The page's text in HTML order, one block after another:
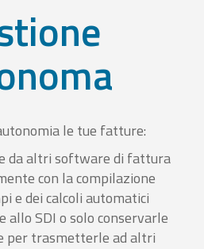
le tue fatture:
da altri software di fattura
con la compilazione
e dei calcoli automatici
allo SDI o solo conservarle
per trasmetterle ad altri